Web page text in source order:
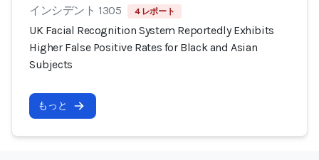
インシデント 1305 4 レポート
UK Facial Recognition System Reportedly Exhibits
Higher False Positive Rates for Black and Asian
Subjects
もっと